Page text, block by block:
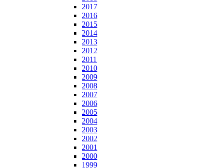
2017
2016
2015
2014
2013
2012
2011
2010
2009
2008
2007
2006
2005
2004
2003
2002
2001
2000
1999